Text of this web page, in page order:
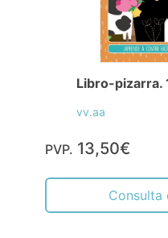
Libro-pizarra.
vv.aa
PVP. 13,50€
Consulta